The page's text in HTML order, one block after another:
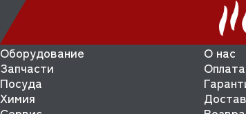
Оборудование
Запчасти
Посуда
Химия
О нас
Оплата